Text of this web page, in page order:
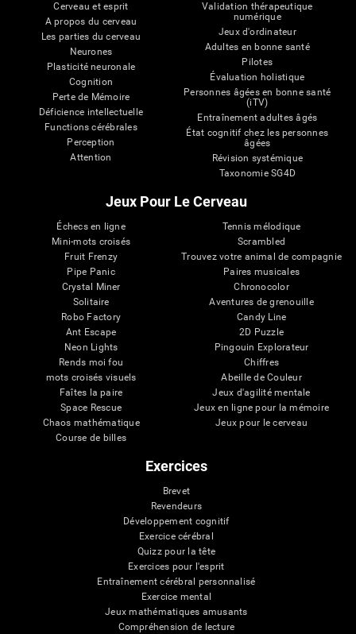
Cerveau et esprit
A propos du cerveau
Les parties du cerveau
Neurones
Plasticité neuronale
Cognition
Perte de Mémoire
Déficience intellectuelle
Functions cérébrales
Perception
Attention
Validation thérapeutique
numérique
Jeux d'ordinateur
Adultes en bonne santé
Pilotes
Évaluation holistique
Personnes âgées en bonne santé
(iTV)
Entraînement adultes âgés
État cognitif chez les personnes
âgées
Révision systémique
Taxonomie SG4D
Jeux Pour Le Cerveau
Échecs en ligne
Mini-mots croisés
Fruit Frenzy
Pipe Panic
Crystal Miner
Solitaire
Robo Factory
Ant Escape
Neon Lights
Rends moi fou
mots croisés visuels
Faîtes la paire
Space Rescue
Chaos mathématique
Course de billes
Tennis mélodique
Scrambled
Trouvez votre animal de compagnie
Paires musicales
Chronocolor
Aventures de grenouille
Candy Line
2D Puzzle
Pingouin Explorateur
Chiffres
Abeille de Couleur
Jeux d'agilité mentale
Jeux en ligne pour la mémoire
Jeux pour le cerveau
Exercices
Brevet
Revendeurs
Développement cognitif
Exercice cérébral
Quizz pour la tête
Exercices pour l'esprit
Entraînement cérébral personnalisé
Exercice mental
Jeux mathématiques amusants
Compréhension de lecture